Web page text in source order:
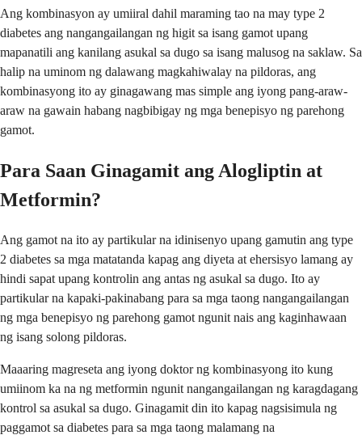
Ang kombinasyon ay umiiral dahil maraming tao na may type 2
diabetes ang nangangailangan ng higit sa isang gamot upang
mapanatili ang kanilang asukal sa dugo sa isang malusog na saklaw. Sa
halip na uminom ng dalawang magkahiwalay na pildoras, ang
kombinasyong ito ay ginagawang mas simple ang iyong pang-araw-
araw na gawain habang nagbibigay ng mga benepisyo ng parehong
gamot.
Para Saan Ginagamit ang Alogliptin at
Metformin?
Ang gamot na ito ay partikular na idinisenyo upang gamutin ang type
2 diabetes sa mga matatanda kapag ang diyeta at ehersisyo lamang ay
hindi sapat upang kontrolin ang antas ng asukal sa dugo. Ito ay
partikular na kapaki-pakinabang para sa mga taong nangangailangan
ng mga benepisyo ng parehong gamot ngunit nais ang kaginhawaan
ng isang solong pildoras.
Maaaring magreseta ang iyong doktor ng kombinasyong ito kung
umiinom ka na ng metformin ngunit nangangailangan ng karagdagang
kontrol sa asukal sa dugo. Ginagamit din ito kapag nagsisimula ng
paggamot sa diabetes para sa mga taong malamang na